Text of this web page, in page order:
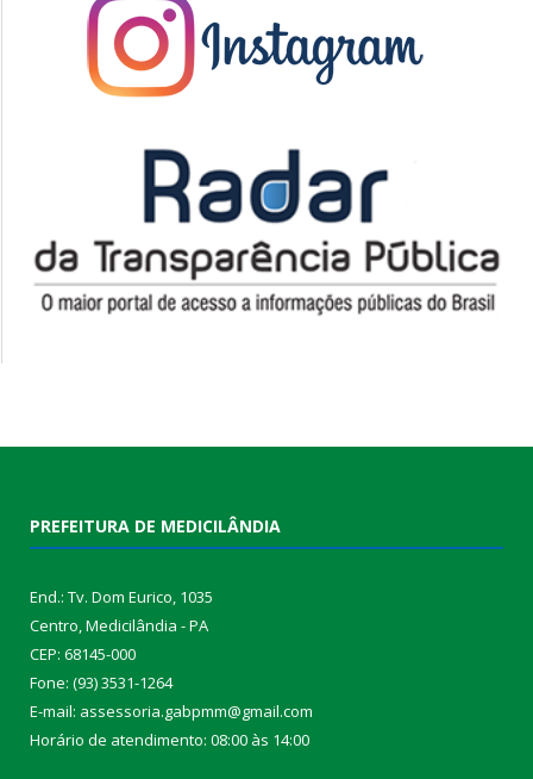
PREFEITURA DE MEDICILÂNDIA
End.: Tv. Dom Eurico, 1035
Centro, Medicilândia - PA
CEP: 68145-000
Fone: (93) 3531-1264
E-mail: assessoria.gabpmm@gmail.com
Horário de atendimento: 08:00 às 14:00